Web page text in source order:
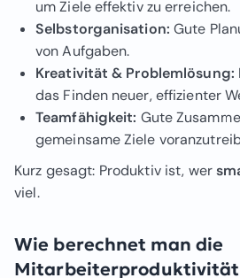
um Ziele effektiv zu erreichen.
Selbstorganisation: Gute
von Aufgaben.
Kreativität & Problemlösung:
das Finden neuer, effizienter
Teamfähigkeit: Gute
gemeinsame Ziele
Kurz gesagt: Produktiv ist, wer
viel.
Wie berechnet man die
Mitarbeiterproduktivität